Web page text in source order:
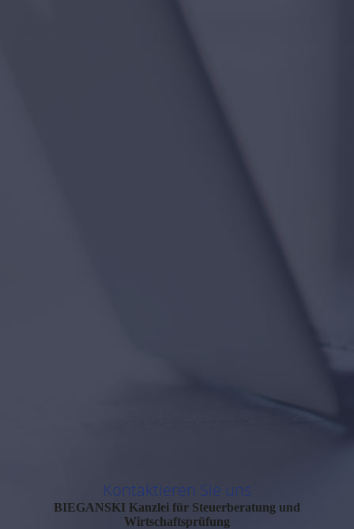
Kontaktieren Sie uns
BIEGANSKI Kanzlei für Steuerberatung und
Wirtschaftsprüfung